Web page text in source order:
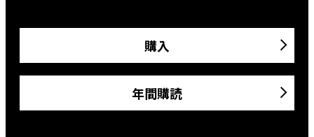
購入
年間購読